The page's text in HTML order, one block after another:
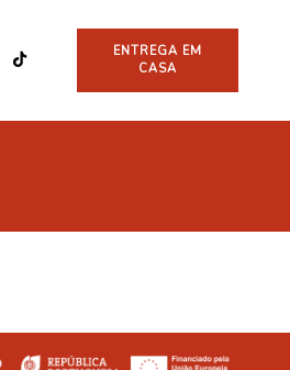
ENTREGA EM
CASA